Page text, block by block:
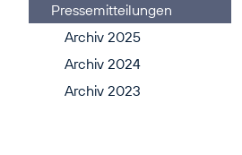
Pressemitteilungen
Archiv 2025
Archiv 2024
Archiv 2023